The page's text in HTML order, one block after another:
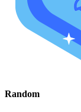
Random